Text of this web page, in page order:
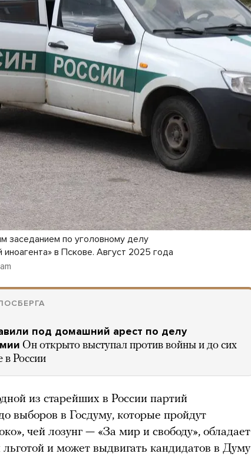
заседанием по уголовному делу
иноагента» в Пскове. Август 2025 года
под домашний арест по делу
Он открыто выступал против войны и до сих
в России
из старейших в России партий
выборов в Госдуму, которые пройдут
чей лозунг — «За мир и свободу», обладает
и может выдвигать кандидатов в Думу